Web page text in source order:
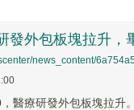
發外包板塊拉升
news_content/
醫療研發外包板塊拉